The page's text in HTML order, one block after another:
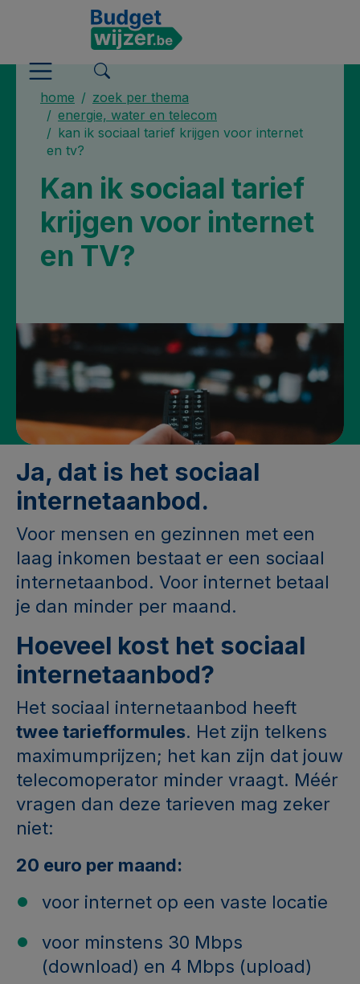
home
zoek per thema
energie, water en telecom
kan ik sociaal tarief krijgen voor internet
en tv?
Kan ik sociaal tarief
krijgen voor internet
en TV?
Ja, dat is het sociaal
internetaanbod.
Voor mensen en gezinnen met een
laag inkomen bestaat er een sociaal
internetaanbod. Voor internet betaal
je dan minder per maand.
Hoeveel kost het sociaal
internetaanbod?
Het sociaal internetaanbod heeft
twee tariefformules. Het zijn telkens
maximumprijzen; het kan zijn dat jouw
telecomoperator minder vraagt. Méér
vragen dan deze tarieven mag zeker
niet:
20 euro per maand:
voor internet op een vaste locatie
voor minstens 30 Mbps
(download) en 4 Mbps (upload)